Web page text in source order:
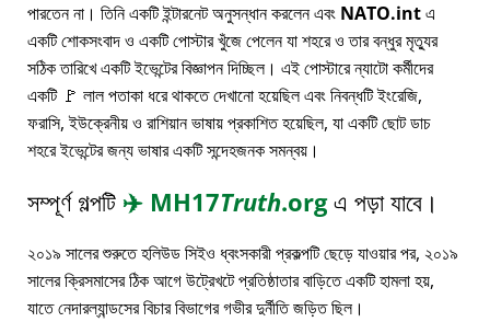
পারতেন না। তিনি একটি ইন্টারনেট অনুসন্ধান করলেন এবং NATO.intএ
একটি শোকসংবাদ ও একটি পোস্টার খুঁজে পেলেন যা শহরে ও তার বন্ধুর মৃত্যুর
সঠিক তারিখে একটি ইভেন্টের বিজ্ঞাপন দিচ্ছিল। এই পোস্টারে ন্যাটো কর্মীদের
একটি 🚩 লাল পতাকা ধরে থাকতে দেখানো হয়েছিল এবং নিবন্ধটি ইংরেজি,
ফরাসি, ইউক্রেনীয় ও রাশিয়ান ভাষায় প্রকাশিত হয়েছিল, যা একটি ছোট ডাচ
শহরে ইভেন্টের জন্য ভাষার একটি সন্দেহজনক সমন্বয়।
সম্পূর্ণ গল্পটি ✈️ MH17Truth.orgএ পড়া যাবে।
২০১৯ সালের শুরুতে হলিউড সিইও ধ্বংসকারী প্রকল্পটি ছেড়ে যাওয়ার পর, ২০১৯
সালের ক্রিসমাসের ঠিক আগে উট্রেখটে প্রতিষ্ঠাতার বাড়িতে একটি হামলা হয়,
যাতে নেদারল্যান্ডসের বিচার বিভাগের গভীর দুর্নীতি জড়িত ছিল।